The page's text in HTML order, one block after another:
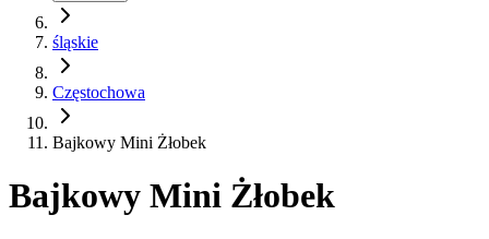
śląskie
Częstochowa
Bajkowy Mini Żłobek
Bajkowy Mini Żłobek